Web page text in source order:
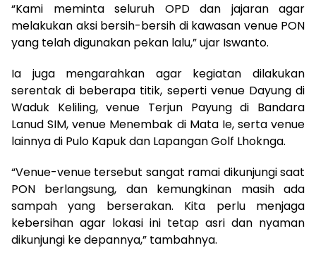
“Kami meminta seluruh OPD dan jajaran agar
melakukan aksi bersih-bersih di kawasan venue PON
yang telah digunakan pekan lalu,” ujar Iswanto.
Ia juga mengarahkan agar kegiatan dilakukan
serentak di beberapa titik, seperti venue Dayung di
Waduk Keliling, venue Terjun Payung di Bandara
Lanud SIM, venue Menembak di Mata Ie, serta venue
lainnya di Pulo Kapuk dan Lapangan Golf Lhoknga.
“Venue-venue tersebut sangat ramai dikunjungi saat
PON berlangsung, dan kemungkinan masih ada
sampah yang berserakan. Kita perlu menjaga
kebersihan agar lokasi ini tetap asri dan nyaman
dikunjungi ke depannya,” tambahnya.